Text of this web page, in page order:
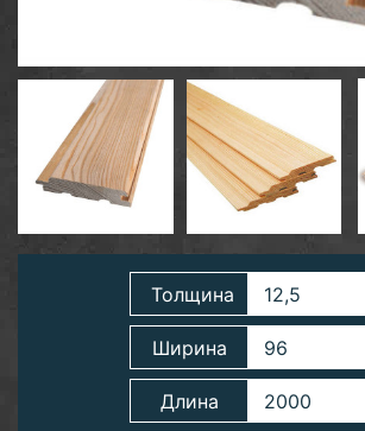
Толщина
Ширина
Длина